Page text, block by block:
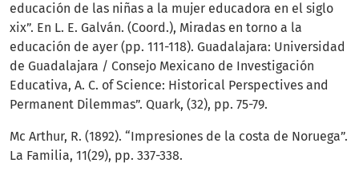
educación de las niñas a la mujer educadora en el siglo
xix”. En L. E. Galván. (Coord.), Miradas en torno a la
educación de ayer (pp. 111-118). Guadalajara: Universidad
de Guadalajara / Consejo Mexicano de Investigación
Educativa, A. C. of Science: Historical Perspectives and
Permanent Dilemmas”. Quark, (32), pp. 75-79.
Mc Arthur, R. (1892). “Impresiones de la costa de Noruega”.
La Familia, 11(29), pp. 337-338.